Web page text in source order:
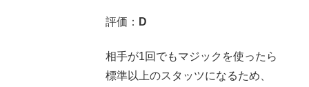
評価： D
相手が1回でもマジックを使ったら
標準以上のスタッツになるため、